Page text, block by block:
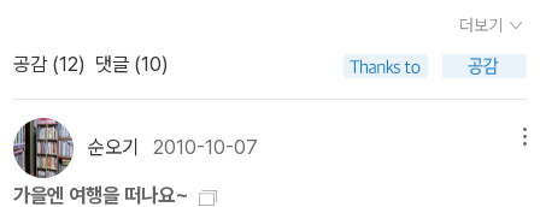
‘저 집 살았던 아줌마는 참 지독했어, 공이 넘어가면 절대 꺼내 주지
않았으니까. 그래 우리가 일부러 유리창을 깨뜨리고 도망갔었지’ ‘이
골목은 따뜻한 볕이 잘 들었지, 그래 겨울이면 여기서 쪼그리고 앉아
만화책을 보곤 했지’ 어느새 발길은 불알친구 집으로 가고 있었답니
다. 혹시나 해서 불러 보니까 녀석이 집에 있더군요. 둘 다 직장인이라
가을에는 나를 찬찬히 돌아보려 한다.그러다 보니...도서관에서 신간
만을 주구장창 읽어오던내가책냄새가 물씬나고, 낱장의 색깔이 누렇
이야기에 귀 기울이게 된다.책은 이런 것인가보다.때론 친구처럼, 때
론 어르신처럼... 그렇게 책은 내 삶을 이끌어준다.그래서 난 책이 참
좋다.고맙다.
이동환님과 번역가인 박은영님. 교육가이면서 저술가인 김보일님이
다.책 읽기에 무슨 왕도가 있겠느냐고 할지 모르겠지만, 책에 관심이
있는 사람들이라면이런책읽기의 고수들의 이야기는재미있기도 참고
가 될만한 이야기들이의외로 많다. 물론 왕도는 없을 것이다.그래서
이들의 3인3색은 잘 차려진 비빔밥을 먹는 기분이랄까?출연진마다
더보기
공감 (12) 댓글 (10)
순오기 2010-10-07
가을엔 여행을 떠나요~